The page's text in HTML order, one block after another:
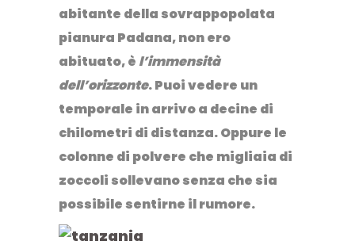
abitante della sovrappopolata
pianura Padana, non ero
abituato, è l’immensità
dell’orizzonte. Puoi vedere un
temporale in arrivo a decine di
chilometri di distanza. Oppure le
colonne di polvere che migliaia di
zoccoli sollevano senza che sia
possibile sentirne il rumore.